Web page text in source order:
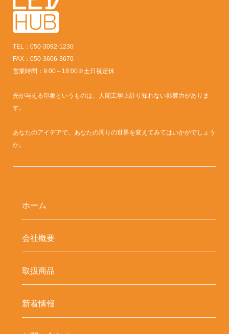
TEL：050-3092-1230
FAX：050-3606-3670
営業時間：9:00～18:00※土日祝定休
光が与える印象というものは、人間工学上計り知れない影響力がありま
す。
あなたのアイデアで、あなたの周りの世界を変えてみてはいかがでしょう
か。
ホーム
会社概要
取扱商品
新着情報